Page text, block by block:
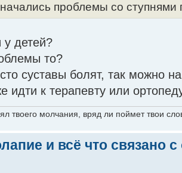
проблемы со ступнями
у детей?
то?
суставы болят, так можно
идти к терапевту или
твоего молчания, вряд ли поймет твои
и всё что связано